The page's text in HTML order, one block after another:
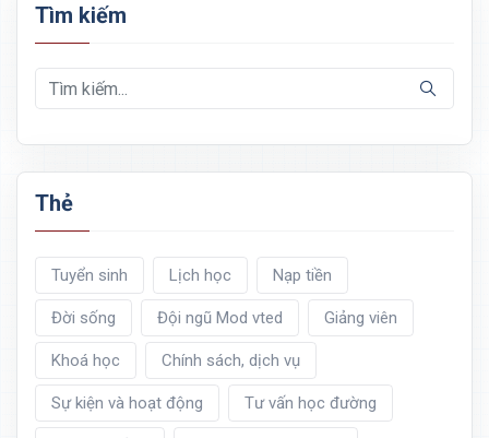
Tìm kiếm
Thẻ
Tuyển sinh Lịch học Nạp tiền
Đời sống Đội ngũ Mod vted Giảng viên
Khoá học Chính sách, dịch vụ
Sự kiện và hoạt động Tư vấn học đường